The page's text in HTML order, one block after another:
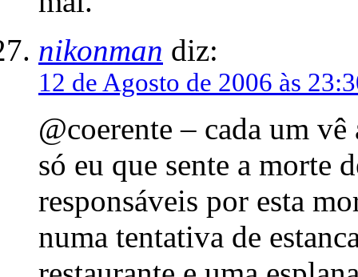
nikonman diz:
12 de Agosto de 2006 às
@coerente – cada um
só eu que sente a morte
responsáveis por esta
numa tentativa de